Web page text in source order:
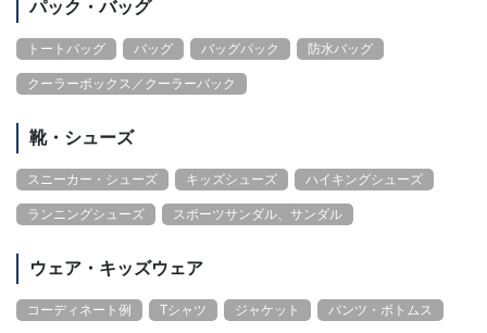
パック・バッグ
トートバッグ バッグ バッグパック 防水バッグ
クーラーボックス／クーラーバック
靴・シューズ
スニーカー・シューズ キッズシューズ ハイキングシューズ
ランニングシューズ スポーツサンダル、サンダル
ウェア・キッズウェア
コーディネート例 Tシャツ ジャケット パンツ・ボトムス